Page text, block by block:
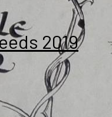
2019